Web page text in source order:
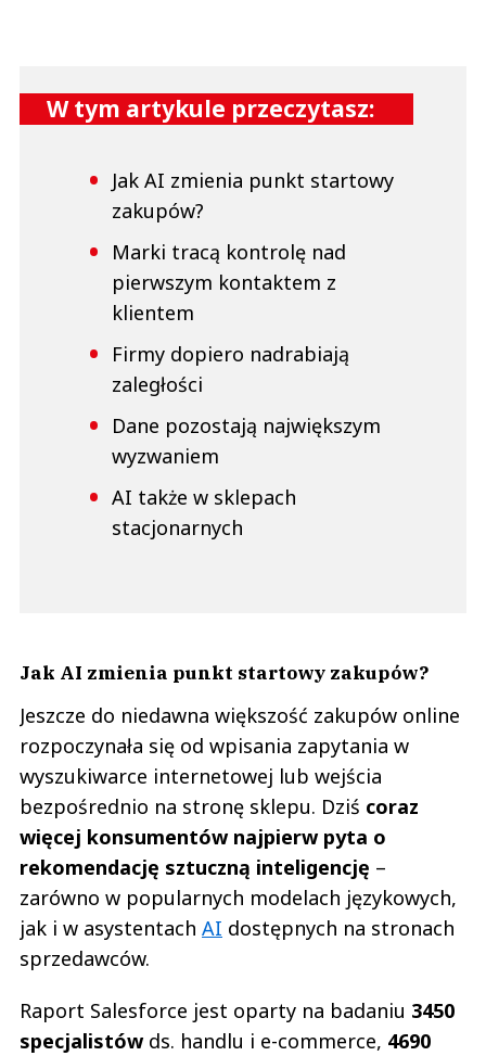
W tym artykule przeczytasz:
Jak AI zmienia punkt startowy
zakupów?
Marki tracą kontrolę nad
pierwszym kontaktem z
klientem
Firmy dopiero nadrabiają
zaległości
Dane pozostają największym
wyzwaniem
AI także w sklepach
stacjonarnych
Jak AI zmienia punkt startowy zakupów?
Jeszcze do niedawna większość zakupów online
rozpoczynała się od wpisania zapytania w
wyszukiwarce internetowej lub wejścia
bezpośrednio na stronę sklepu. Dziś coraz
więcej konsumentów najpierw pyta o
rekomendację sztuczną inteligencję –
zarówno w popularnych modelach językowych,
jak i w asystentach AI dostępnych na stronach
sprzedawców.
Raport Salesforce jest oparty na badaniu 3450
specjalistów ds. handlu i e-commerce, 4690